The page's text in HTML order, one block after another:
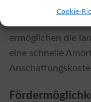
Cookie-
Kosten für die
ermöglichen die
eine schnelle